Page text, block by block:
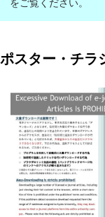
をご覧ください。
ポスター・チラ